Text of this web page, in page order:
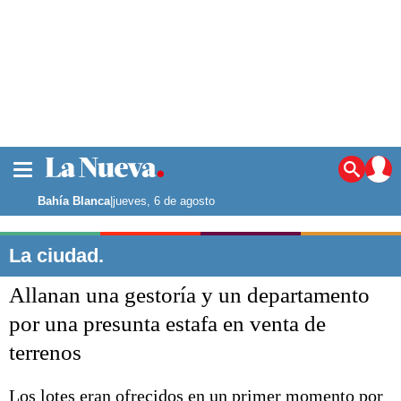
Noticias
La ciudad
Punta Alta
El mundo
Seguridad
Liga del Sur
Bahía Blanca|jueves, 6 de agosto
La ciudad.
Allanan una gestoría y un departamento
por una presunta estafa en venta de
terrenos
Los lotes eran ofrecidos en un primer momento por